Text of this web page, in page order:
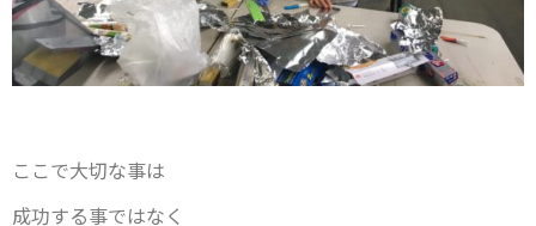
ここで大切な事は
成功する事ではなく